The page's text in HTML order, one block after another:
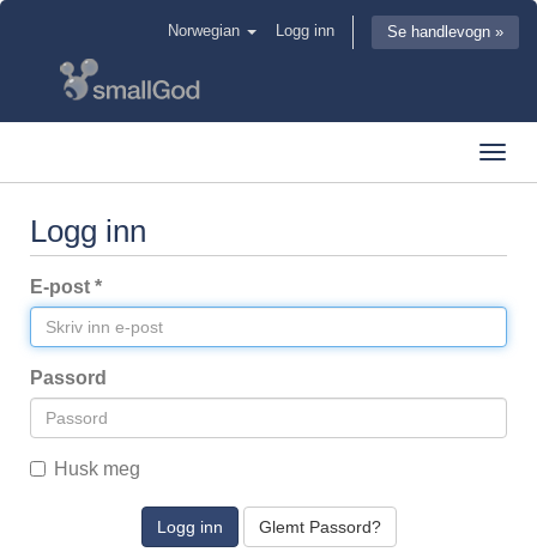
Norwegian Logg inn Se handlevogn »
Logg inn
E-post *
Passord
Husk meg
Glemt Passord?